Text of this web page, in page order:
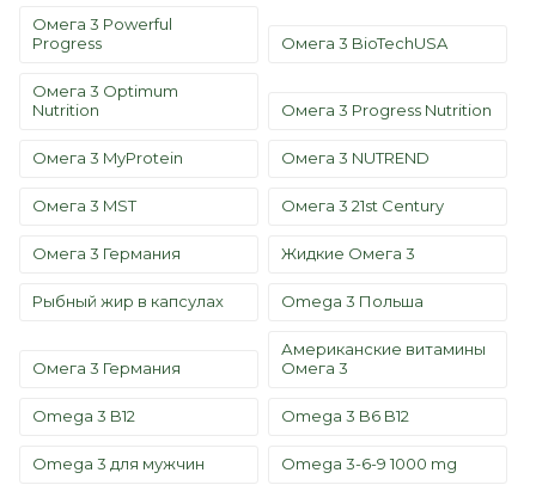
Омега 3 Powerful
Progress
Омега 3 BioTechUSA
Омега 3 Optimum
Nutrition
Омега 3 Progress Nutrition
Омега 3 MyProtein Омега 3 NUTREND
Омега 3 MST Омега 3 21st Century
Омега 3 Германия Жидкие Омега 3
Рыбный жир в капсулах Omega 3 Польша
Омега 3 Германия
Американские витамины
Омега 3
Omega 3 B12 Omega 3 B6 B12
Omega 3 для мужчин Omega 3-6-9 1000 mg